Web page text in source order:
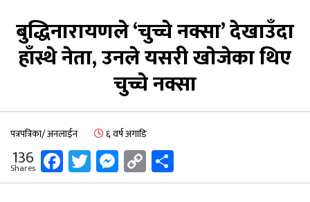
बुद्धिनारायणले ‘चुच्चे नक्सा’ देखाउँदा
हाँस्थे नेता, उनले यसरी खाेजेका थिए
चुच्चे नक्सा
पत्रपत्रिका/ अनलाईन ६ वर्ष अगाडि
136
Shares Facebook
Twitter
Messenger
Copy
Link